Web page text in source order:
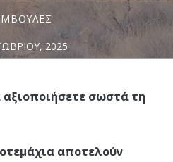
2025
σωστά τη
αποτελούν